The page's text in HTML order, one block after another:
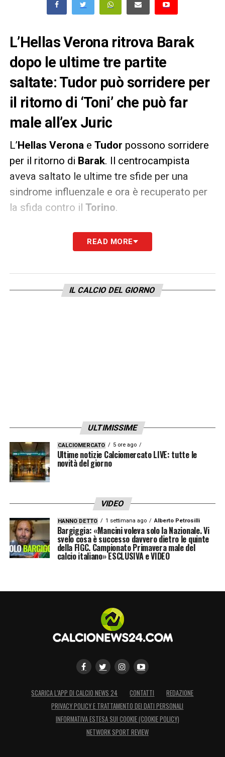
L’Hellas Verona ritrova Barak
dopo le ultime tre partite
saltate: Tudor può sorridere per
il ritorno di ‘Toni’ che può far
male all’ex Juric
L’Hellas Verona e Tudor possono sorridere
per il ritorno di Barak. Il centrocampista
aveva saltato le ultime tre sfide per una
sindrome influenzale e ora è recuperato per
la sfida contro il Torino.
Il suo ritorno è una ventata positiva per gli
scaligeri e ritroverà proprio l’ex tecnico
.
READ MORE
IL CALCIO DEL GIORNO
ULTIMISSIME
CALCIOMERCATO 5 ore ago
Ultime notizie Calciomercato LIVE: tutte le
novità del giorno
VIDEO
HANNO DETTO 1 settimana ago Alberto Petrosilli
Bargiggia: «Mancini voleva solo la Nazionale. Vi
svelo cosa è successo davvero dietro le quinte
della FIGC. Campionato Primavera male del
calcio italiano» ESCLUSIVA e VIDEO
SCARICA L’APP DI CALCIO NEWS 24 CONTATTI
REDAZIONE
PRIVACY POLICY E TRATTAMENTO DEI DATI PERSONALI
INFORMATIVA ESTESA SUI COOKIE (COOKIE POLICY)
NETWORK SPORT REVIEW